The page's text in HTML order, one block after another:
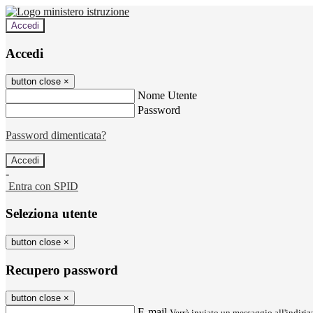
Accedi
Accedi
button close ×
Nome Utente
Password
Password dimenticata?
-
Entra con SPID
Seleziona utente
button close ×
Recupero password
button close ×